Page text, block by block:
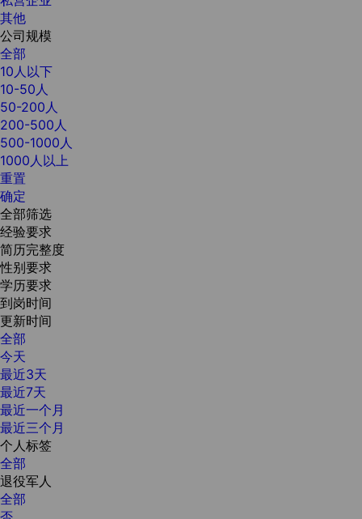
其他
公司规模
全部
10人以下
10-50人
50-200人
200-500人
500-1000人
1000人以上
重置
确定
全部筛选
经验要求
简历完整度
性别要求
学历要求
到岗时间
更新时间
全部
今天
最近3天
最近7天
最近一个月
最近三个月
个人标签
全部
退役军人
全部